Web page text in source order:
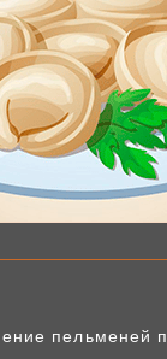
пельменей